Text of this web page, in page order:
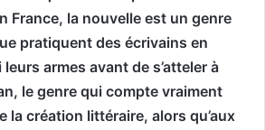
France, la nouvelle est un genre
pratiquent des écrivains en
armes avant de s’atteler à
le genre qui compte vraiment
la création littéraire, alors qu’aux